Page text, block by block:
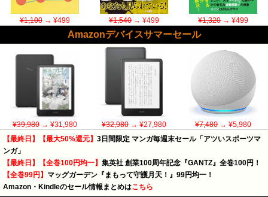
¥1,100→ ¥499 ¥1,540→ ¥499 ¥1,320→ ¥499
Amazonデバイスサマーセール
¥39,980→ ¥31,980 ¥32,980→ ¥27,980 ¥7,480→ ¥5,980
【最終日】【最大50%還元】 3日間限定 マンガ毎週末セール「アツいスポーツマ
ンガ」
【最終日】【全巻100円均一】 集英社 創業100周年記念『GANTZ』全巻100円！
【全巻99円】 マッグガーデン『まもって守護月天！』99円均一！
Amazon・Kindleのセール情報まとめはこちら